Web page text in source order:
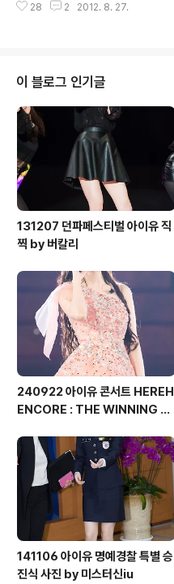
28 2 2012. 8. 27.
이 블로그 인기글
131207 던파페스티벌 아이유 직
찍 by 버칼리
240922 아이유 콘서트 HEREH
ENCORE : THE WINNING 직
141106 아이유 명예경찰 특별 승
진식 사진 by 미스터신iu